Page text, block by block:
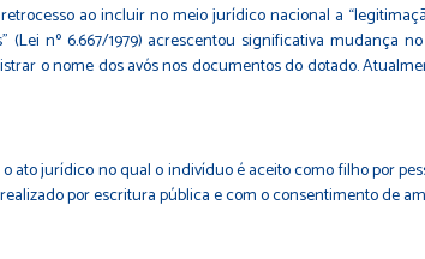
ao incluir no meio jurídico nacional a
(Lei nº 6.667/1979) acrescentou significativa
o nome dos avós nos documentos do dotado.
ato jurídico no qual o indivíduo é aceito como filho por
por escritura pública e com o consentimento de